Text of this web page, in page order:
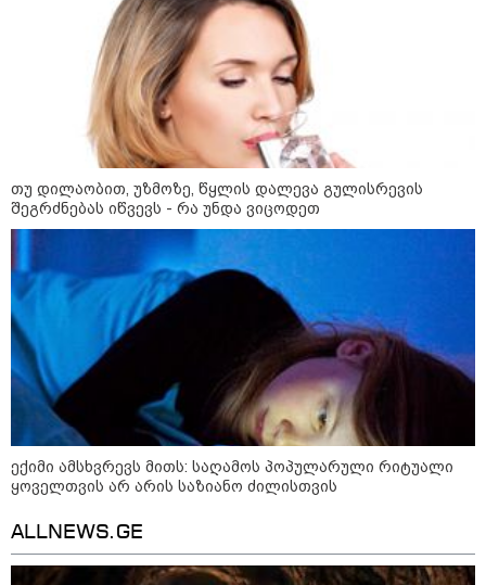
10:52 / 06-08-2026
ვაშინგტონს რაკეტების დეფიციტი აქვს? -
მედიის ცნობით, დონალდ ტრამპი პიტ
ჰეგსეთს დაუპირისპირდა: დეტალები
23:45 / 05-08-2026
ტრაგედია შოტლანდიაში - 35
ქალიშვილის მკვლელობაში
ედება ბრალი
14:08 / 05-08-2026
თუ დილაობით, უზმოზე, წყლის დალევა გულისრევის
შეგრძნებას იწვევს - რა უნდა ვიცოდეთ
ექიმი ამსხვრევს მითს: საღამოს პოპულარული რიტუალი
ყოველთვის არ არის საზიანო ძილისთვის
ALLNEWS.GE